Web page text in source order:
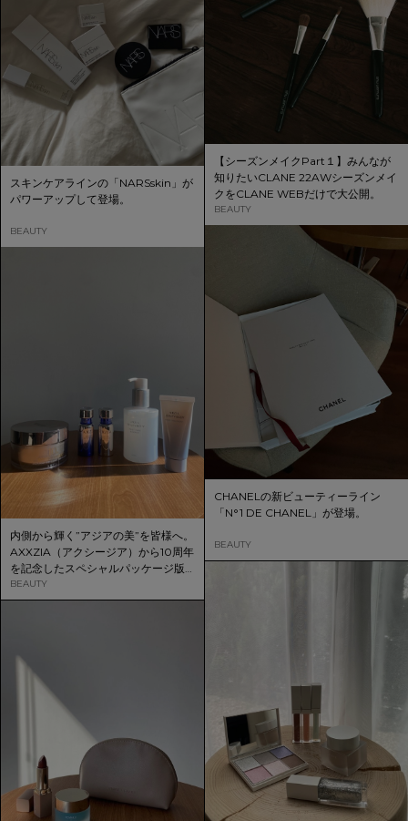
【シーズンメイクPart１】みんなが
知りたいCLANE 22AWシーズンメイ
クをCLANE WEBだけで大公開。
BEAUTY
スキンケアラインの「NARSskin」が
パワーアップして登場。
BEAUTY
CHANELの新ビューティーライン
「N°1 DE CHANEL」が登場。
BEAUTY
内側から輝く”アジアの美”を皆様へ。
AXXZIA（アクシージア）から10周年
を記念したスペシャルパッケージ版
エッセンスシート プレミアムや、ボ
ディケアアイテムが新登場。
BEAUTY